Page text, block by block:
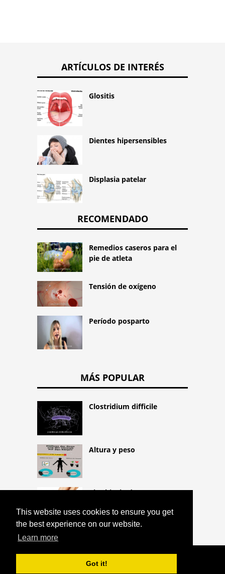
This website uses cookies to ensure you get
the best experience on our website.
Learn more
Got it!
ARTÍCULOS DE INTERÉS
Glositis
Dientes hipersensibles
Displasia patelar
RECOMENDADO
Remedios caseros para el
pie de atleta
Tensión de oxígeno
Período posparto
MÁS POPULAR
Clostridium difficile
Altura y peso
Pies hinchados
COPYRIGHT 2026 HTTPS://CQLIFE.NET